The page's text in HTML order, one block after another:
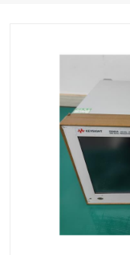
信号发生器
音频分析仪
万用表
GPIB-USB卡